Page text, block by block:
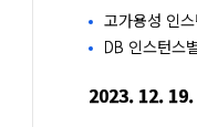
고가용성 인
DB 인스턴스
2023. 12. 19.